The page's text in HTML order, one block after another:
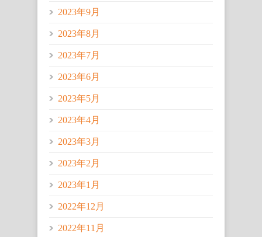
2023年9月
2023年8月
2023年7月
2023年6月
2023年5月
2023年4月
2023年3月
2023年2月
2023年1月
2022年12月
2022年11月